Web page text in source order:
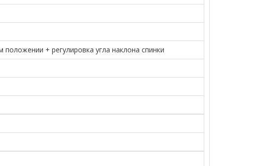
+ регулировка угла наклона спинки